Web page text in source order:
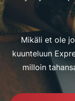
Mikäli et ole
kuunteluun
milloin